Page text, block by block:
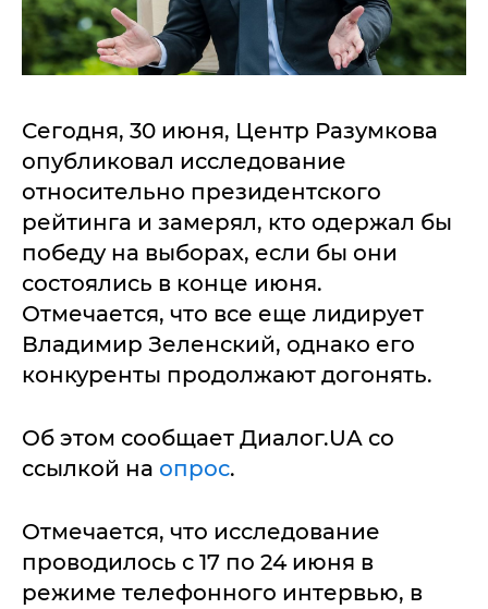
Сегодня, 30 июня, Центр Разумкова
опубликовал исследование
относительно президентского
рейтинга и замерял, кто одержал бы
победу на выборах, если бы они
состоялись в конце июня.
Отмечается, что все еще лидирует
Владимир Зеленский, однако его
конкуренты продолжают догонять.
Об этом сообщает Диалог.UA со
ссылкой на опрос.
Отмечается, что исследование
проводилось с 17 по 24 июня в
режиме телефонного интервью, в